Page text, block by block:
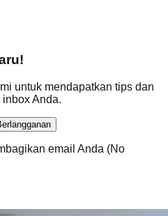
untuk mendapatkan tips dan
Anda.
email Anda (No